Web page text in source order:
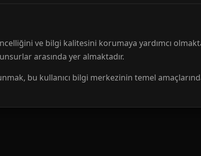
ve bilgi kalitesini korumaya yardımcı
arasında yer almaktadır.
bu kullanıcı bilgi merkezinin temel